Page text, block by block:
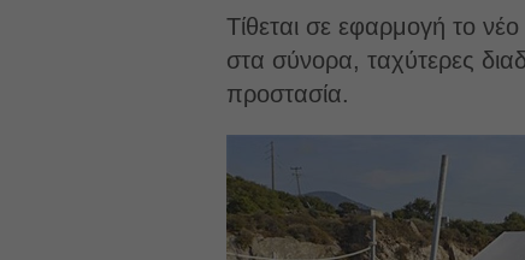
Τίθεται σε εφαρμογή το
στα σύνορα, ταχύτερες
προστασία.